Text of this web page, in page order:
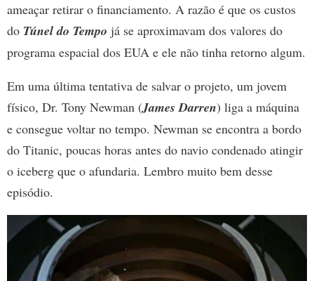
ameaçar retirar o financiamento. A razão é que os custos
do Túnel do Tempo já se aproximavam dos valores do
programa espacial dos EUA e ele não tinha retorno algum.
Em uma última tentativa de salvar o projeto, um jovem
físico, Dr. Tony Newman (James Darren) liga a máquina
e consegue voltar no tempo. Newman se encontra a bordo
do Titanic, poucas horas antes do navio condenado atingir
o iceberg que o afundaria. Lembro muito bem desse
episódio.